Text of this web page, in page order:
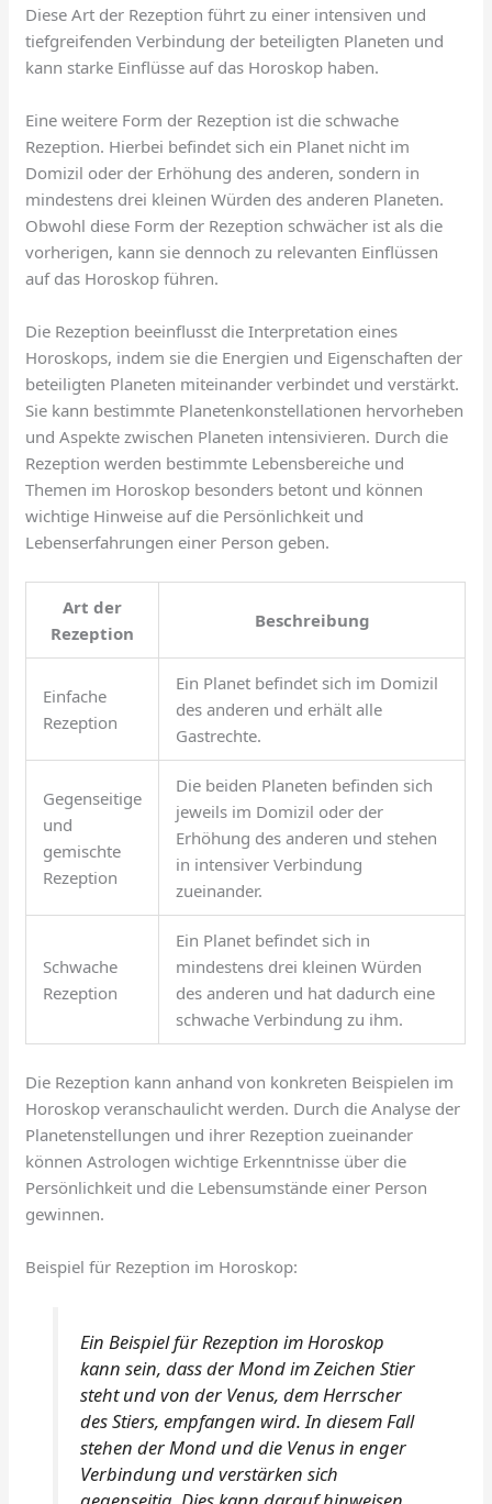
Diese Art der Rezeption führt zu einer intensiven und
tiefgreifenden Verbindung der beteiligten Planeten und
kann starke Einflüsse auf das Horoskop haben.
Eine weitere Form der Rezeption ist die schwache
Rezeption. Hierbei befindet sich ein Planet nicht im
Domizil oder der Erhöhung des anderen, sondern in
mindestens drei kleinen Würden des anderen Planeten.
Obwohl diese Form der Rezeption schwächer ist als die
vorherigen, kann sie dennoch zu relevanten Einflüssen
auf das Horoskop führen.
Die Rezeption beeinflusst die Interpretation eines
Horoskops, indem sie die Energien und Eigenschaften der
beteiligten Planeten miteinander verbindet und verstärkt.
Sie kann bestimmte Planetenkonstellationen hervorheben
und Aspekte zwischen Planeten intensivieren. Durch die
Rezeption werden bestimmte Lebensbereiche und
Themen im Horoskop besonders betont und können
wichtige Hinweise auf die Persönlichkeit und
Lebenserfahrungen einer Person geben.
Art der
Rezeption
Beschreibung
Einfache
Rezeption
Ein Planet befindet sich im Domizil
des anderen und erhält alle
Gastrechte.
Gegenseitige
und
gemischte
Rezeption
Die beiden Planeten befinden sich
jeweils im Domizil oder der
Erhöhung des anderen und stehen
in intensiver Verbindung
zueinander.
Schwache
Rezeption
Ein Planet befindet sich in
mindestens drei kleinen Würden
des anderen und hat dadurch eine
schwache Verbindung zu ihm.
Die Rezeption kann anhand von konkreten Beispielen im
Horoskop veranschaulicht werden. Durch die Analyse der
Planetenstellungen und ihrer Rezeption zueinander
können Astrologen wichtige Erkenntnisse über die
Persönlichkeit und die Lebensumstände einer Person
gewinnen.
Beispiel für Rezeption im Horoskop:
Ein Beispiel für Rezeption im Horoskop
kann sein, dass der Mond im Zeichen Stier
steht und von der Venus, dem Herrscher
des Stiers, empfangen wird. In diesem Fall
stehen der Mond und die Venus in enger
Verbindung und verstärken sich